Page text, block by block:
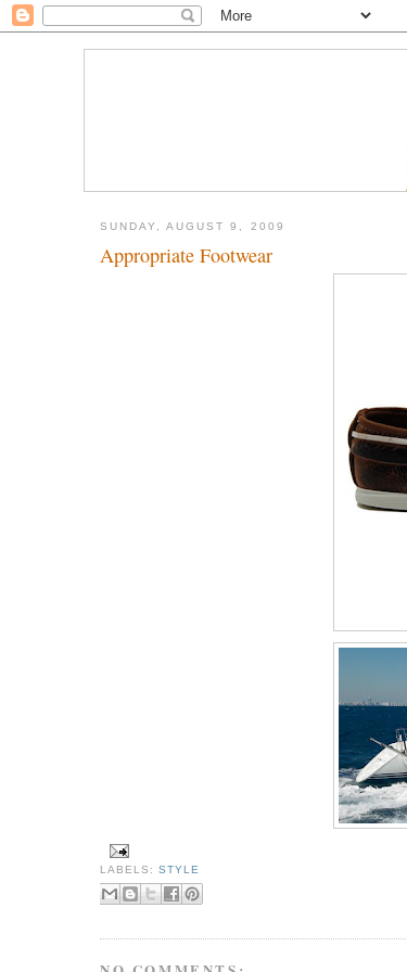
SUNDAY, AUGUST 9, 2009
Appropriate Footwear
LABELS:STYLE